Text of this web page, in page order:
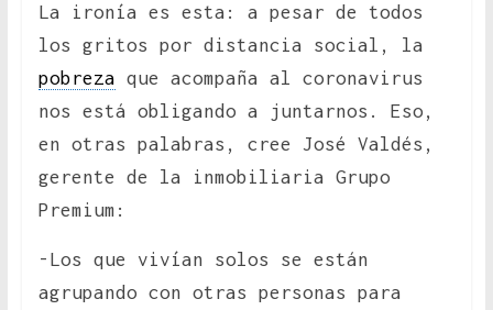
La ironía es esta: a pesar de todos
los gritos por distancia social, la
pobreza que acompaña al coronavirus
nos está obligando a juntarnos. Eso,
en otras palabras, cree José Valdés,
gerente de la inmobiliaria Grupo
Premium:
-Los que vivían solos se están
agrupando con otras personas para